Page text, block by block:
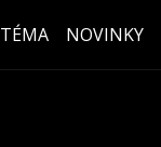
TÉMA NOVINKY